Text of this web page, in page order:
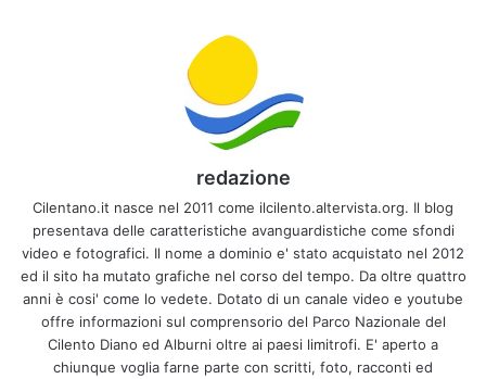
redazione
Cilentano.it nasce nel 2011 come ilcilento.altervista.org. Il blog
presentava delle caratteristiche avanguardistiche come sfondi
video e fotografici. Il nome a dominio e' stato acquistato nel 2012
ed il sito ha mutato grafiche nel corso del tempo. Da oltre quattro
anni è cosi' come lo vedete. Dotato di un canale video e youtube
offre informazioni sul comprensorio del Parco Nazionale del
Cilento Diano ed Alburni oltre ai paesi limitrofi. E' aperto a
chiunque voglia farne parte con scritti, foto, racconti ed